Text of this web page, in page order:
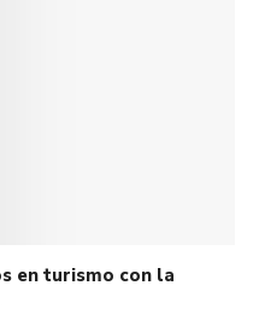
en turismo con la